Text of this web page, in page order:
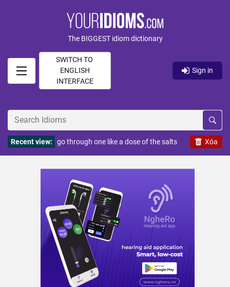
The BIGGEST idiom dictionary
SWITCH TO
ENGLISH
INTERFACE
Sign in
Xóa
Recent view: go through one like a dose of the salts